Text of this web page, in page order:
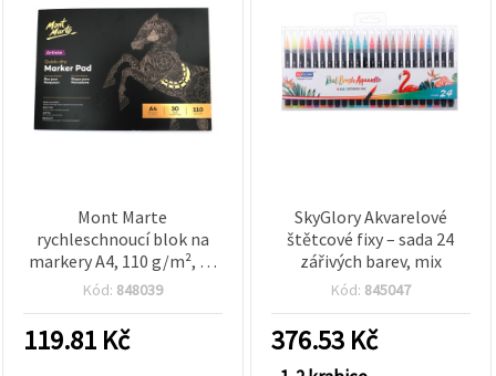
Mont Marte
rychleschnoucí blok na
markery A4, 110 g/m², 30
listů, 297 × 210 mm
Kód: 848039
119.81 Kč
SkyGlory Akvarelové
štětcové fixy – sada 24
zářivých barev, mix
Kód: 845047
376.53 Kč